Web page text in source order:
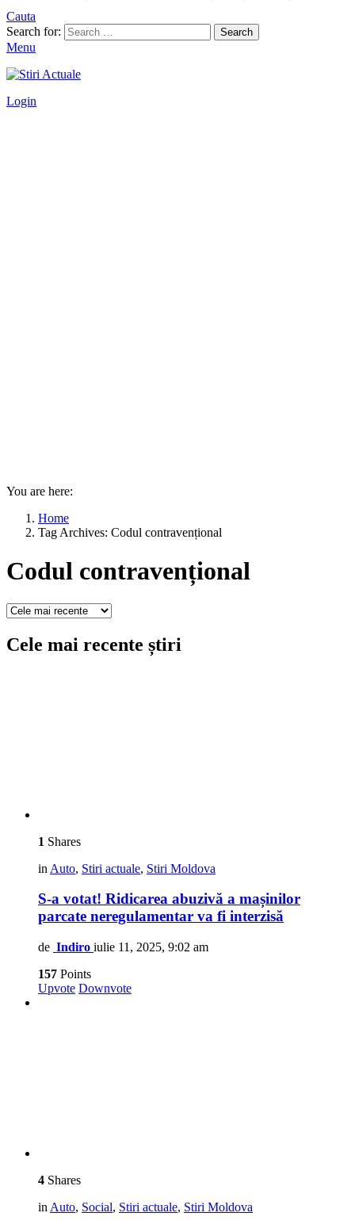
Cauta
Search for:
Search
Menu
Login
You are here:
Home
Tag Archives: Codul contravențional
Codul contravențional
Cele mai recente știri
1 Shares
in Auto, Stiri actuale, Stiri Moldova
S-a votat! Ridicarea abuzivă a mașinilor
parcate neregulamentar va fi interzisă
de Indiro iulie 11, 2025, 9:02 am
157 Points
Upvote Downvote
4 Shares
in Auto, Social, Stiri actuale, Stiri Moldova